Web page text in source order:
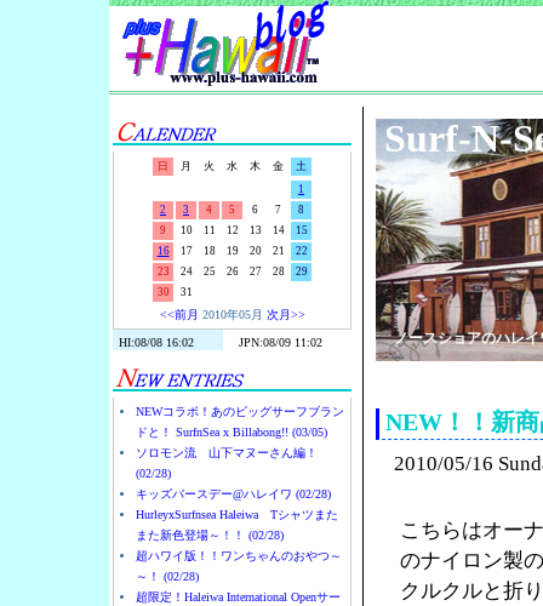
日 月 火 水 木 金
土
1
2
3 4 5 6 7
8
9
10 11 12 13 14
15
16
17 18 19 20 21
22
23
24 25 26 27 28
29
30
31
<<前月 2010年05月 次月>>
NEWコラボ！あのビッグサーフブラン
ドと！ SurfnSea x Billabong!! (03/05)
ソロモン流 山下マヌーさん編！
(02/28)
キッズバースデー@ハレイワ (02/28)
HurleyxSurfnsea Haleiwa Tシャツまた
また新色登場～！！ (02/28)
超ハワイ版！！ワンちゃんのおやつ～
～！ (02/28)
超限定！Haleiwa International Openサー
Surf-N-
ノースショアのハレ
NEW！！新
2010/05/16
こちらはオー
のナイロン製
クルクルと折